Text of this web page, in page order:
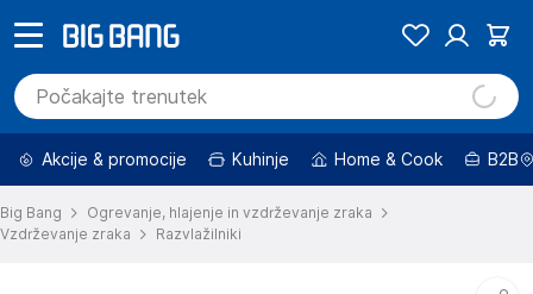
Akcije & promocije Kuhinje Home & Cook B2B
Big Bang
Ogrevanje, hlajenje in vzdrževanje zraka
Vzdrževanje zraka
Razvlažilniki